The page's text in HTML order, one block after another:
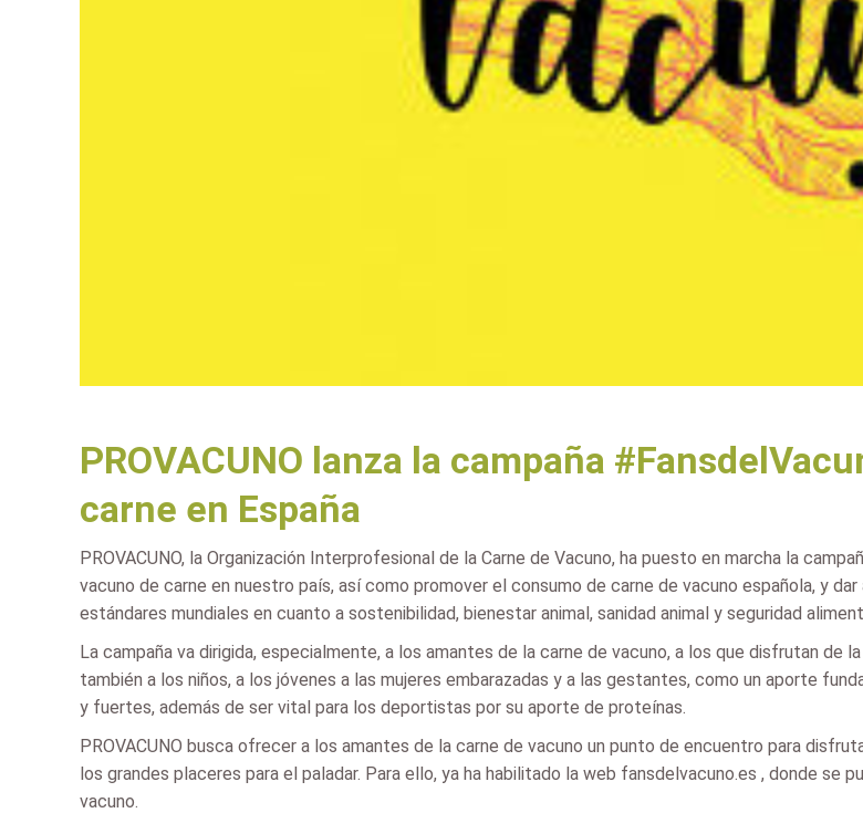
PROVACUNO lanza la campaña
carne en España
PROVACUNO, la Organización Interprofesional de la Carne de Vacuno, ha puesto en marcha la
vacuno de carne en nuestro país, así como promover el consumo de carne de vacuno española, y
estándares mundiales en cuanto a sostenibilidad, bienestar animal, sanidad animal y seguridad
La campaña va dirigida, especialmente, a los amantes de la carne de vacuno, a los que disfrutan de
también a los niños, a los jóvenes a las mujeres embarazadas y a las gestantes, como un aporte
y fuertes, además de ser vital para los deportistas por su aporte de proteínas.
PROVACUNO busca ofrecer a los amantes de la carne de vacuno un punto de encuentro para
los grandes placeres para el paladar. Para ello, ya ha habilitado la web fansdelvacuno.es , donde
vacuno.